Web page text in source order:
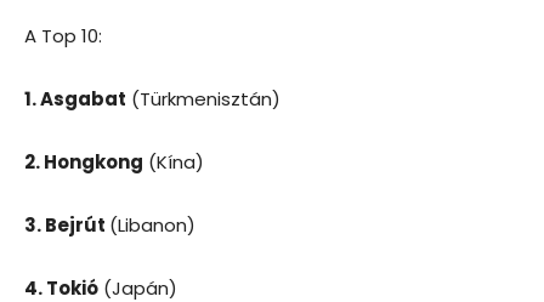
A Top 10:
1. Asgabat (Türkmenisztán)
2. Hongkong (Kína)
3. Bejrút (Libanon)
4. Tokió (Japán)